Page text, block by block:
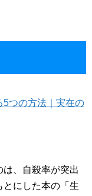
5つの方法｜実在の
、自殺率が突出
とにした本の「生